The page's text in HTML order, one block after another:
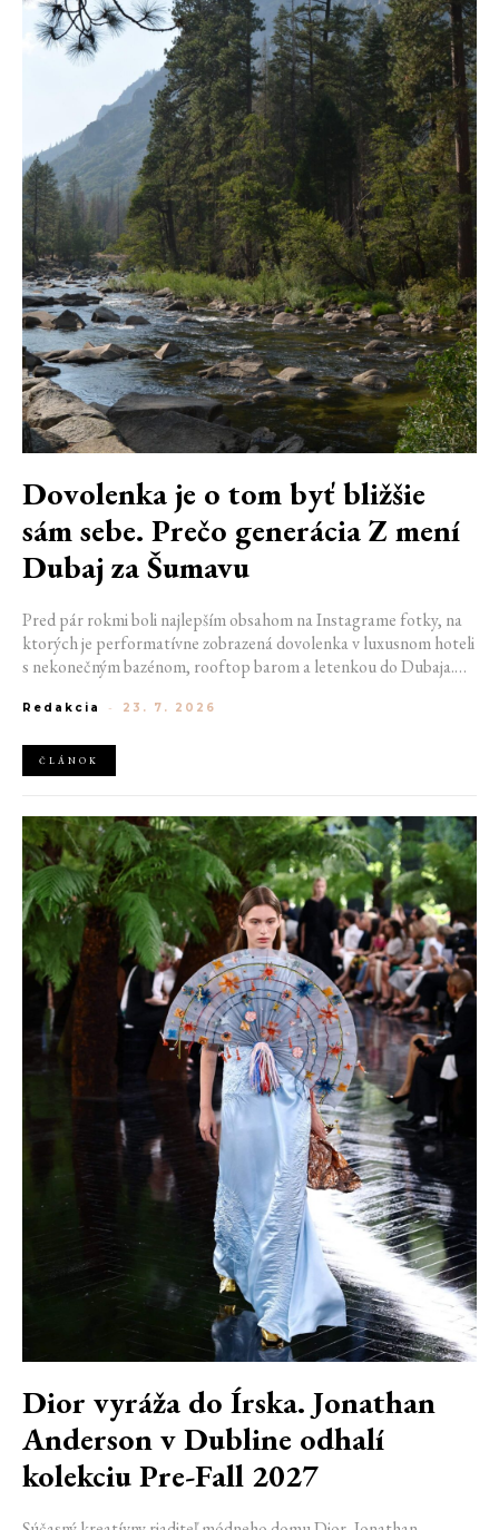
Dovolenka je o tom byť bližšie
sám sebe. Prečo generácia Z mení
Dubaj za Šumavu
Pred pár rokmi boli najlepším obsahom na Instagrame fotky, na
ktorých je performatívne zobrazená dovolenka v luxusnom hoteli
s nekonečným bazénom, rooftop barom a letenkou do Dubaja.
Jizerských horách. Ranné kúpanie v lome. Výlet vlakom na
kamarátmi pri ohni.
Redakcia - 23. 7. 2026
ČLÁNOK
Dior vyráža do Írska. Jonathan
Anderson v Dubline odhalí
kolekciu Pre-Fall 2027